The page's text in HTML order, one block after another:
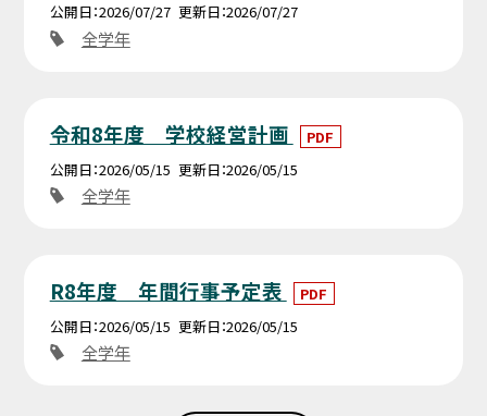
公開日 2026/07/27 更新日 2026/07/27
全学年
令和8年度 学校経営計画
PDF
公開日 2026/05/15 更新日 2026/05/15
全学年
R8年度 年間行事予定表
PDF
公開日 2026/05/15 更新日 2026/05/15
全学年